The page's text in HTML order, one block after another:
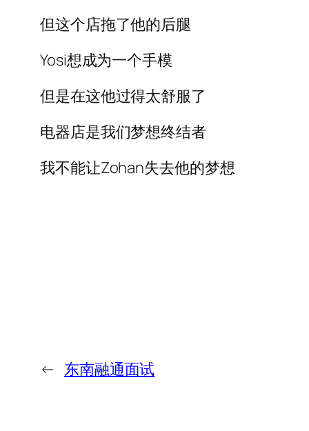
但这个店拖了他的后腿
Yosi想成为一个手模
但是在这他过得太舒服了
电器店是我们梦想终结者
我不能让Zohan失去他的梦想
← 东南融通面试